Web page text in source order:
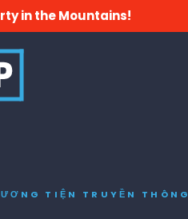
in the Mountains!
TIỆN TRUYỀN THÔNG